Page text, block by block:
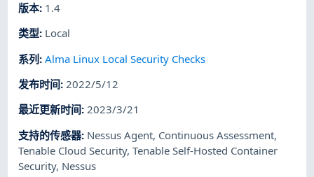
版本: 1.4
类型: Local
系列:Alma Linux Local Security Checks
发布时间:2022/5/12
最近更新时间:2023/3/21
支持的传感器: Nessus Agent, Continuous Assessment,
Tenable Cloud Security,Tenable Self-Hosted Container
Security, Nessus